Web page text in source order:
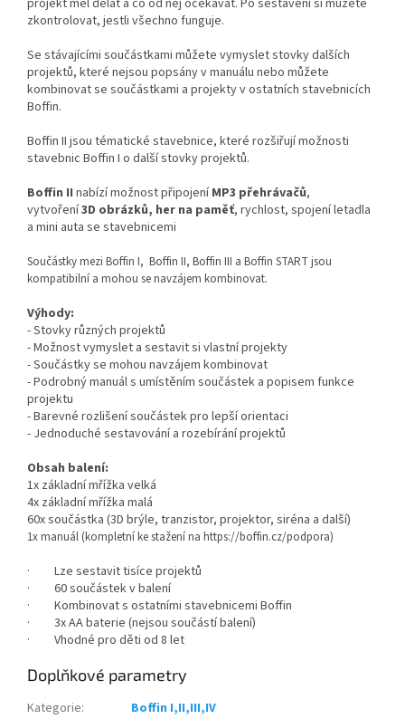
projekt měl dělat a co od něj očekávat. Po sestavení si můžete
zkontrolovat, jestli všechno funguje.
Se stávajícími součástkami můžete vymyslet stovky dalších
projektů, které nejsou popsány v manuálu nebo můžete
kombinovat se součástkami a projekty v ostatních stavebnicích
Boffin.
Boffin II jsou tématické stavebnice, které rozšiřují možnosti
stavebnic Boffin I o další stovky projektů.
Boffin II nabízí možnost připojeníMP3 přehrávačů,
vytvoření3D obrázků, her na paměť, rychlost, spojení letadla
a mini auta se stavebnicemi
Součástky mezi Boffin I, Boffin II, Boffin III a Boffin START jsou
kompatibilní a mohou se navzájem kombinovat.
Výhody:
- Stovky různých projektů
- Možnost vymyslet a sestavit si vlastní projekty
- Součástky se mohou navzájem kombinovat
- Podrobný manuál s umístěním součástek a popisem funkce
projektu
- Barevné rozlišení součástek pro lepší orientaci
- Jednoduché sestavování a rozebírání projektů
Obsah balení:
1x základní mřížka velká
4x základní mřížka malá
60x součástka (3D brýle, tranzistor, projektor, siréna a další)
1x manuál (kompletní ke stažení na https://boffin.cz/podpora)
· Lze sestavit tisíce projektů
· 60 součástek v balení
· Kombinovat s ostatními stavebnicemi Boffin
· 3x AA baterie (nejsou součástí balení)
· Vhodné pro děti od 8 let
Doplňkové parametry
Kategorie:
Boffin I,II,III,IV